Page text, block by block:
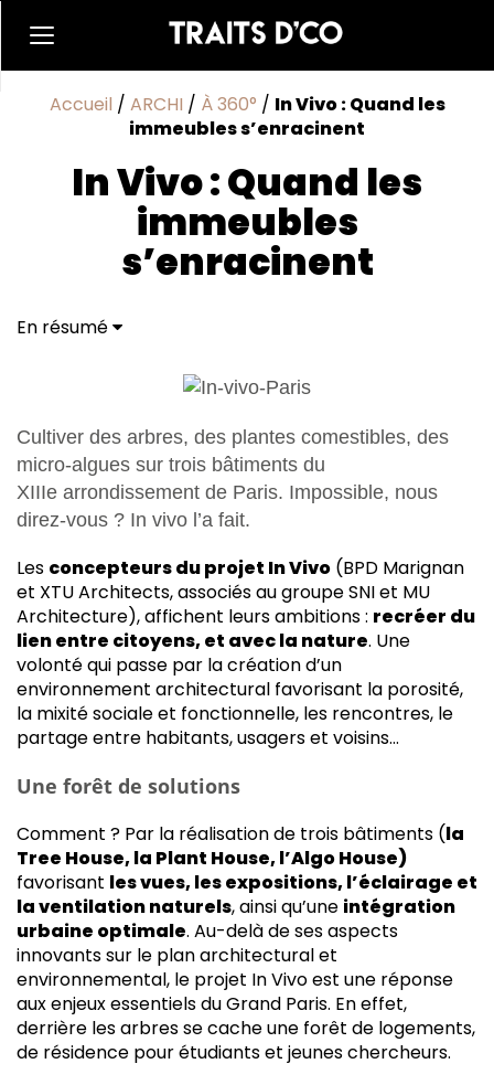
Accueil / ARCHI / À 360° / In Vivo : Quand les
immeubles s’enracinent
In Vivo : Quand les
immeubles
s’enracinent
En résumé
Cultiver des arbres, des plantes comestibles, des
micro-algues sur trois bâtiments du
XIIIe arrondissement de Paris. Impossible, nous
direz-vous ? In vivo l’a fait.
Les concepteurs du projet In Vivo (BPD Marignan
et XTU Architects, associés au groupe SNI et MU
Architecture), affichent leurs ambitions : recréer du
lien entre citoyens, et avec la nature. Une
volonté qui passe par la création d’un
environnement architectural favorisant la porosité,
la mixité sociale et fonctionnelle, les rencontres, le
partage entre habitants, usagers et voisins…
Une forêt de solutions
Comment ? Par la réalisation de trois bâtiments (la
Tree House, la Plant House, l’Algo House)
favorisant les vues, les expositions, l’éclairage et
la ventilation naturels, ainsi qu’une intégration
urbaine optimale. Au-delà de ses aspects
innovants sur le plan architectural et
environnemental, le projet In Vivo est une réponse
aux enjeux essentiels du Grand Paris. En effet,
derrière les arbres se cache une forêt de logements,
de résidence pour étudiants et jeunes chercheurs.